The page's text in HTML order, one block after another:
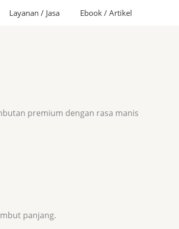
Layanan / Jasa Ebook / Artikel
premium dengan rasa manis
panjang.